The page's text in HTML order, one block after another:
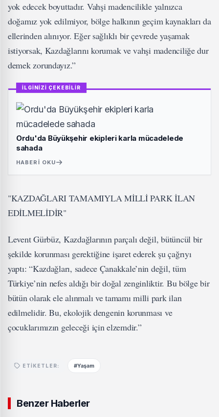
yok edecek boyuttadır. Vahşi madencilikle yalnızca
doğamız yok edilmiyor, bölge halkının geçim kaynakları da
ellerinden alınıyor. Eğer sağlıklı bir çevrede yaşamak
istiyorsak, Kazdağlarını korumak ve vahşi madenciliğe dur
demek zorundayız.”
İLGİNİZİ ÇEKEBİLİR
Ordu'da Büyükşehir ekipleri karla mücadelede
sahada
HABERI OKU
"KAZDAĞLARI TAMAMIYLA MİLLİ PARK İLAN
EDİLMELİDİR"
Levent Gürbüz, Kazdağlarının parçalı değil, bütüncül bir
şekilde korunması gerektiğine işaret ederek şu çağrıyı
yaptı: “Kazdağları, sadece Çanakkale’nin değil, tüm
Türkiye’nin nefes aldığı bir doğal zenginliktir. Bu bölge bir
bütün olarak ele alınmalı ve tamamı milli park ilan
edilmelidir. Bu, ekolojik dengenin korunması ve
çocuklarımızın geleceği için elzemdir.”
ETIKETLER: #Yaşam
Benzer Haberler